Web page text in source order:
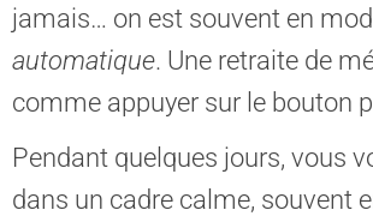
jamais… on est souvent en
automatique. Une retraite de
comme appuyer sur le bouton
Pendant quelques jours, vous
dans un cadre calme, souvent